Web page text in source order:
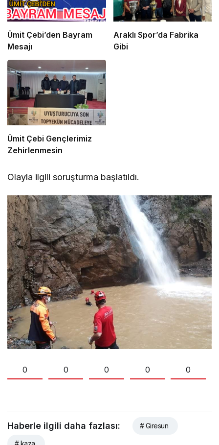
Ümit Çebi’den Bayram
Mesajı
Araklı Spor’da Fabrika
Gibi
Ümit Çebi Gençlerimiz
Zehirlenmesin
Olayla ilgili soruşturma başlatıldı.
0 0 0 0 0
Haberle ilgili daha fazlası: # Giresun